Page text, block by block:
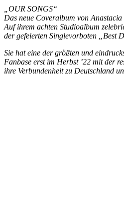
„OUR SONGS“
Das neue Coveralbum von
Auf ihrem achten Studioalbum
der gefeierten Singlevorboten „Best
Sie hat eine der größten und
Fanbase erst im Herbst ’22 mit der
ihre Verbundenheit zu Deutschland